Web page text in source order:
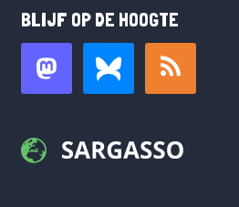
BLIJF OP DE HOOGTE